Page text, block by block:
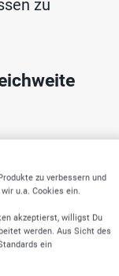
zu
ständig
zu verbessern und
u.a. Cookies ein.
akzeptierst, willigst Du
werden. Aus Sicht des
ein